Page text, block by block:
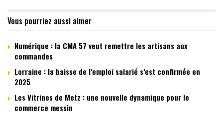
Vous pourriez aussi aimer
Numérique : la CMA 57 veut remettre les artisans aux
commandes
Lorraine : la baisse de l’emploi salarié s’est confirmée en
2025
Les Vitrines de Metz : une nouvelle dynamique pour le
commerce messin